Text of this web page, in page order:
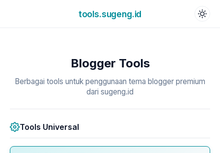
tools.sugeng.id
Blogger Tools
Berbagai tools untuk penggunaan tema blogger premium
dari sugeng.id
Tools Universal